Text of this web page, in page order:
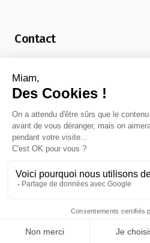
Contact
©2026FeuilleBlanche.
Mentions légales Politique